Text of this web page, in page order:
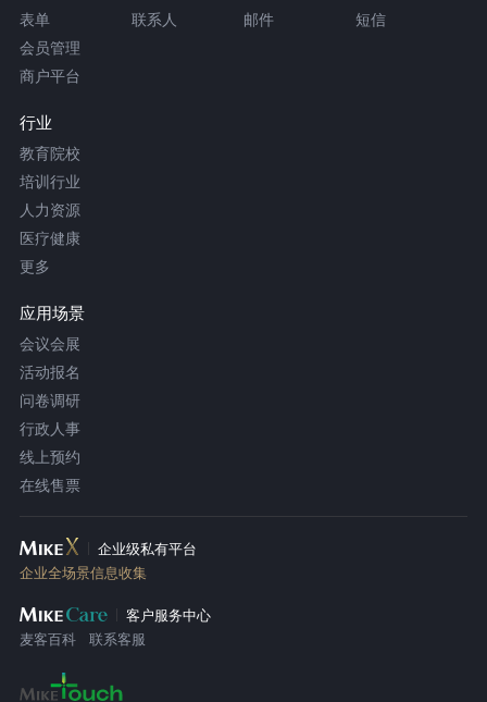
表单 联系人 邮件
短信
会员管理
商户平台
行业
教育院校
培训行业
人力资源
医疗健康
更多
应用场景
会议会展
活动报名
问卷调研
行政人事
线上预约
在线售票
企业级私有平台
企业全场景信息收集
客户服务中心
麦客百科
联系客服